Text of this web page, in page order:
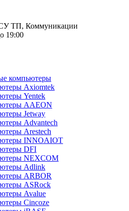
ТП, Коммуникации
19:00
компьютеры
Axiomtek
Yentek
AAEON
Jetway
Advantech
Arestech
INNOAIOT
DFI
NEXCOM
Adlink
ARBOR
ASRock
Avalue
Cincoze